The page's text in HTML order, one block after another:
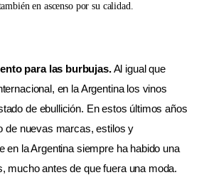
en ascenso por su calidad.
para las burbujas.Al igual que
en la Argentina los vinos
de ebullición. En estos últimos años
de nuevas marcas, estilos y
en la Argentina siempre ha habido una
mucho antes de que fuera una moda.